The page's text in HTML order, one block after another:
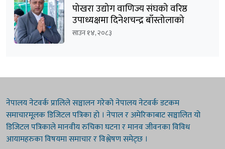
पोखरा उद्योग वाणिज्य संघको वरिष्ठ
उपाध्यक्षमा दिनेशचन्द्र बाँस्तोलाको
उम्मेदवारी घोषणा
साउन १४, २०८३
नेपालय नेटवर्क प्रालिले सञ्चालन गरेको नेपालय नेटवर्क डटकम
समाचारमूलक डिजिटल पत्रिका हो । नेपाल र अमेरिकाबाट सञ्चालित यो
डिजिटल पत्रिकाले मानवीय रुचिका घटना र मानव जीवनका विविध
आयामहरुका विषयमा समाचार र विश्लेषण समेट्छ ।